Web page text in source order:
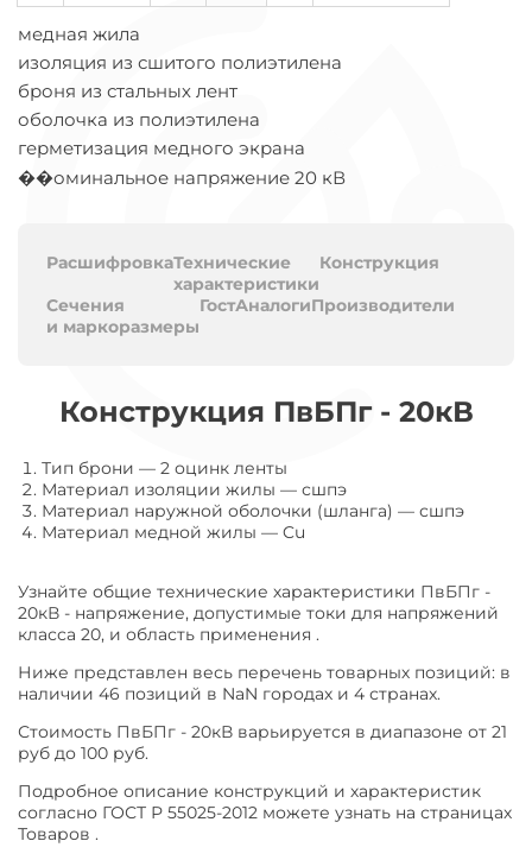
медная жила
изоляция из сшитого полиэтилена
броня из стальных лент
оболочка из полиэтилена
герметизация медного экрана
��оминальное напряжение 20 кВ
РасшифровкаТехнические
характеристики
Конструкция
Сечения
и маркоразмеры
ГостАналогиПроизводители
Конструкция ПвБПг - 20кВ
Тип брони — 2 оцинк ленты
Материал изоляции жилы — сшпэ
Материал наружной оболочки (шланга) — сшпэ
Материал медной жилы — Cu
Узнайте общие технические характеристики ПвБПг -
20кВ - напряжение, допустимые токи для напряжений
класса 20, и область применения .
Ниже представлен весь перечень товарных позиций: в
наличии 46 позиций в NaN городах и 4 странах.
Стоимость ПвБПг - 20кВ варьируется в диапазоне от 21
руб до 100 руб.
Подробное описание конструкций и характеристик
согласно ГОСТ Р 55025-2012 можете узнать на страницах
Товаров .